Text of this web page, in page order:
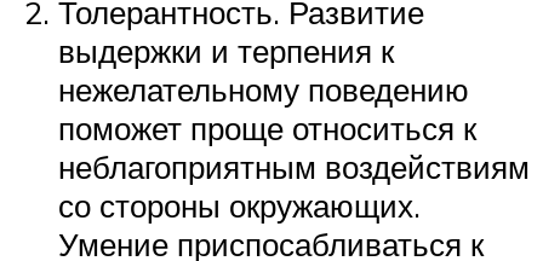
Толерантность. Развитие
выдержки и терпения к
нежелательному поведению
поможет проще относиться к
неблагоприятным воздействиям
со стороны окружающих.
Умение приспосабливаться к